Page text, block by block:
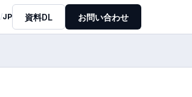
/JP 資料DL お問い合わせ